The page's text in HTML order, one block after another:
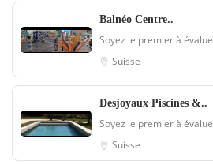
Balnéo Centre..
Soyez le premier à
Suisse
Desjoyaux Piscines &..
Soyez le premier à
Suisse